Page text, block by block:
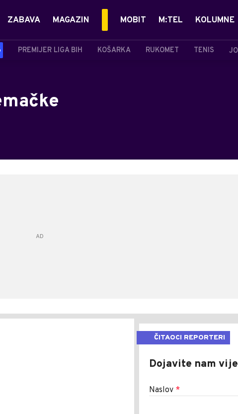
PREMIJER LIGA BIH KOŠARKA RUKOMET TENIS
ZABAVA MAGAZIN MOBIT M:TEL KOLUMNE
ČITAOCI REPORTERI
Dojavite nam
Naslov *